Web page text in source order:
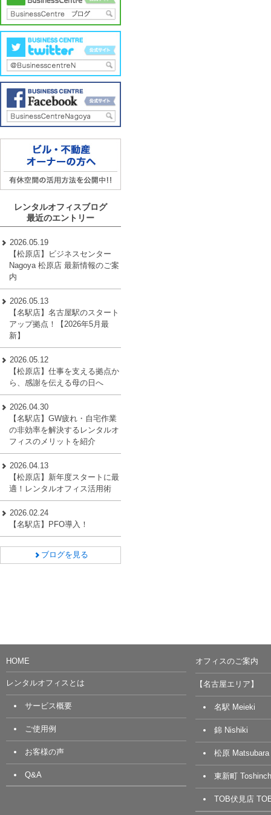
レンタルオフィスブログ
最近のエントリー
2026.05.19
【松原店】ビジネスセンター
Nagoya 松原店 最新情報のご案
内
2026.05.13
【名駅店】名古屋駅のスタート
アップ拠点！【2026年5月最
新】
2026.05.12
【松原店】仕事を支える拠点か
ら、感謝を伝える母の日へ
2026.04.30
【名駅店】GW疲れ・自宅作業
の非効率を解決するレンタルオ
フィスのメリットを紹介
2026.04.13
【松原店】新年度スタートに最
適！レンタルオフィス活用術
2026.02.24
【名駅店】PFO導入！
ブログを見る
HOME
レンタルオフィスとは
サービス概要
ご使用例
お客様の声
Q&A
オフィスのご案内
【名古屋エリア】
名駅 Meieki
錦 Nishiki
松原 Matsubara
東新町
TOB伏見店